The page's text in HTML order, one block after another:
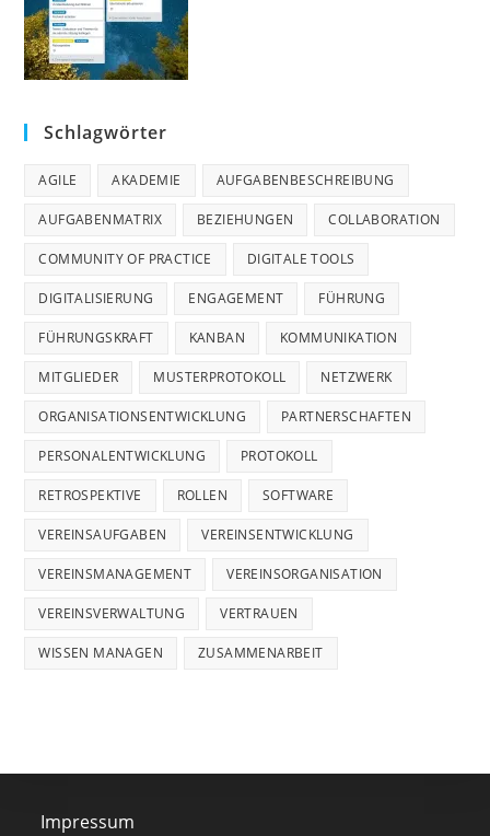
Schlagwörter
AGILE AKADEMIE AUFGABENBESCHREIBUNG
AUFGABENMATRIX BEZIEHUNGEN COLLABORATION
COMMUNITY OF PRACTICE DIGITALE TOOLS
DIGITALISIERUNG ENGAGEMENT FÜHRUNG
FÜHRUNGSKRAFT KANBAN KOMMUNIKATION
MITGLIEDER MUSTERPROTOKOLL NETZWERK
ORGANISATIONSENTWICKLUNG PARTNERSCHAFTEN
PERSONALENTWICKLUNG PROTOKOLL
RETROSPEKTIVE ROLLEN SOFTWARE
VEREINSAUFGABEN VEREINSENTWICKLUNG
VEREINSMANAGEMENT VEREINSORGANISATION
VEREINSVERWALTUNG VERTRAUEN
WISSEN MANAGEN ZUSAMMENARBEIT
Impressum